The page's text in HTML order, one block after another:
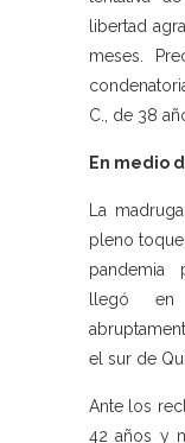
libertad
meses.
C., de 38
En medio
La
pleno
pandemia
llegó en
el sur de
Ante los
42 años y